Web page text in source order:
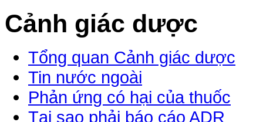
Cảnh giác dược
Tổng quan Cảnh giác dược
Tin nước ngoài
Phản ứng có hại của thuốc
Tại sao phải báo cáo ADR